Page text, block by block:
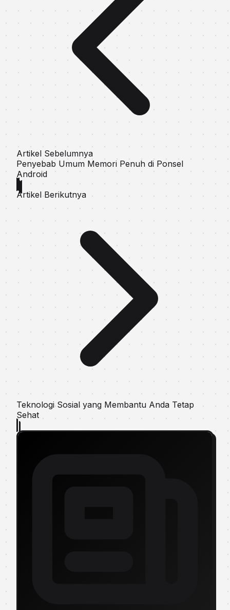
Artikel Sebelumnya
Penyebab Umum Memori Penuh di Ponsel
Android
Artikel Berikutnya
Teknologi Sosial yang Membantu Anda Tetap
Sehat